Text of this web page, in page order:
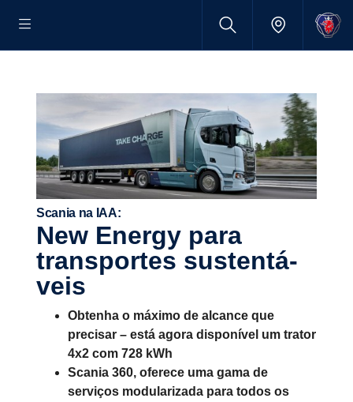
Scania na IAA:
New Energy para
trans­portes susten­tá­
veis
Obtenha o máximo de alcance que
precisar – está agora disponível um trator
4x2 com 728 kWh
Scania 360, oferece uma gama de
serviços modularizada para todos os